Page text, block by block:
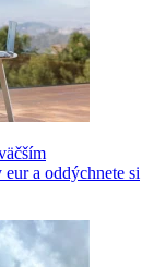
a oddýchnete si